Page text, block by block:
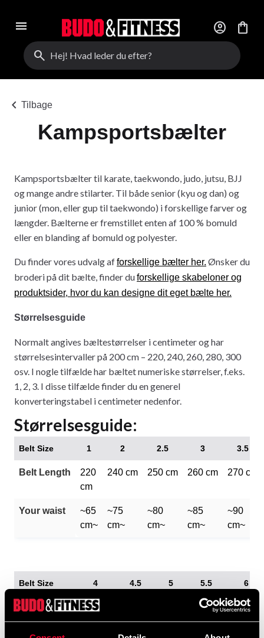
menu account_circle
shopping_bag
search
chevron_left Tilbage
Kampsportsbælter
Kampsportsbælter til karate, taekwondo, judo, jutsu, BJJ
og mange andre stilarter. Til både senior (kyu og dan) og
junior (mon, eller gup til taekwondo) i forskellige farver og
længder. Bælterne er fremstillet enten af 100 % bomuld
eller en blanding af bomuld og polyester.
Du finder vores udvalg afforskellige bælter her. Ønsker du
broderi på dit bælte, finder duforskellige skabeloner og
produktsider, hvor du kan designe dit eget bælte her.
Størrelsesguide
Normalt angives bæltestørrelser i centimeter og har
størrelsesintervaller på 200 cm – 220, 240, 260, 280, 300
osv. I nogle tilfælde har bæltet numeriske størrelser, f.eks.
1, 2, 3. I disse tilfælde finder du en generel
konverteringstabel i centimeter nedenfor.
Størrelsesguide:
Belt Size 1 2 2.5 3 3.5
Belt Length
220
cm
240 cm 250 cm 260 cm 270 cm
Your waist
~65
cm~
~75
cm~
~80
cm~
~85
cm~
~90
cm~
Belt Size 4 4.5 5 5.5 6
Belt Length 280 cm
cm
310 cm 320 cm